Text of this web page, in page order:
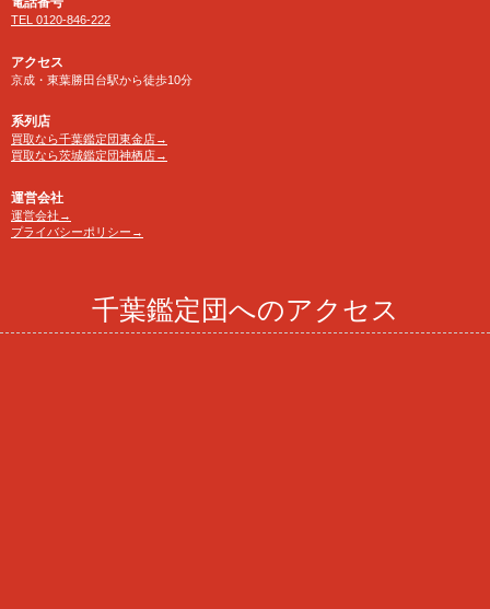
TEL 0120-846-222
アクセス
京成・東葉勝田台駅から徒歩10分
系列店
買取なら千葉鑑定団東金店→
買取なら茨城鑑定団神栖店→
運営会社
運営会社→
プライバシーポリシー→
千葉鑑定団へのアクセス